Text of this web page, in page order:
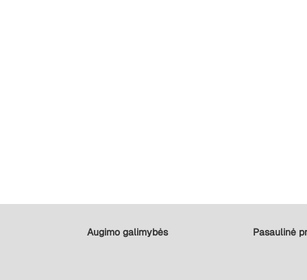
Augimo galimybės Pasaulinė